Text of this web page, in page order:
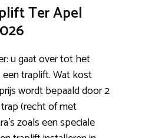
Ter Apel
u gaat over tot het
een traplift. Wat kost
wordt bepaald door 2
(recht of met
zoals een speciale